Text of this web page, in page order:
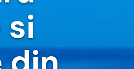
si